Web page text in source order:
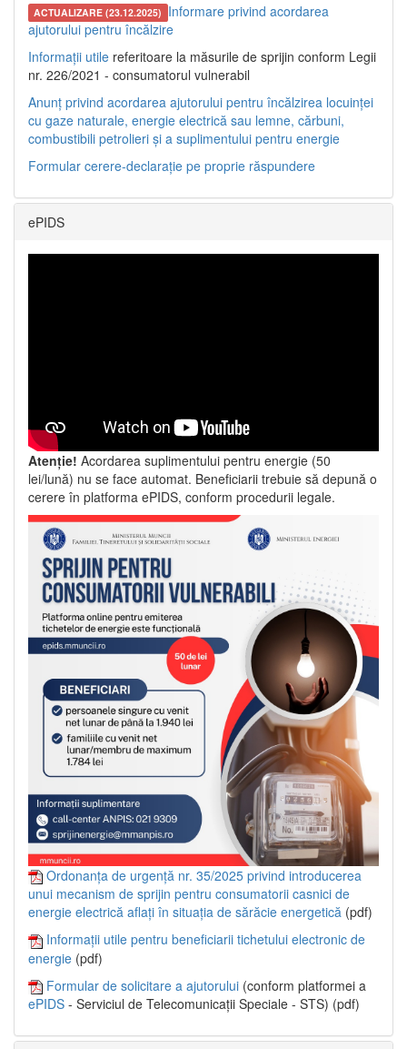
ACTUALIZARE (23.12.2025) Informare privind acordarea
ajutorului pentru încălzire
Informații utile referitoare la măsurile de sprijin conform Legii
nr. 226/2021 - consumatorul vulnerabil
Anunț privind acordarea ajutorului pentru încălzirea locuinței
cu gaze naturale, energie electrică sau lemne, cărbuni,
combustibili petrolieri și a suplimentului pentru energie
Formular cerere-declarație pe proprie răspundere
ePIDS
Atenție! Acordarea suplimentului pentru energie (50
lei/lună) nu se face automat. Beneficiarii trebuie să depună o
cerere în platforma ePIDS, conform procedurii legale.
Ordonanța de urgență nr. 35/2025 privind introducerea
unui mecanism de sprijin pentru consumatorii casnici de
energie electrică aflați în situația de sărăcie energetică (pdf)
Informații utile pentru beneficiarii tichetului electronic de
energie (pdf)
Formular de solicitare a ajutorului (conform platformei a
ePIDS - Serviciul de Telecomunicații Speciale - STS) (pdf)